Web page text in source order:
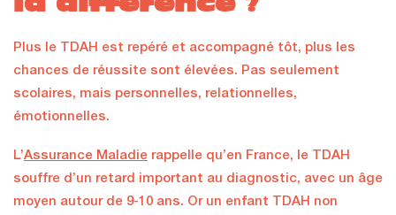
Plus le TDAH est repéré et accompagné tôt, plus les
chances de réussite sont élevées. Pas seulement
scolaires, mais personnelles, relationnelles,
émotionnelles.
L’Assurance Maladie rappelle qu’en France, le TDAH
souffre d’un retard important au diagnostic, avec un âge
moyen autour de 9-10 ans. Or un enfant TDAH non